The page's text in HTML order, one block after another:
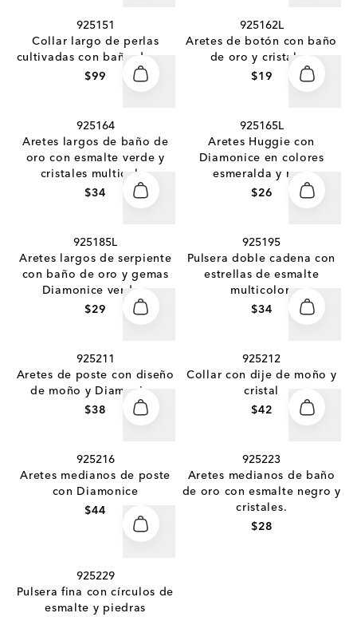
925151
Collar largo de perlas
cultivadas con baño de oro
$99
925162L
Aretes de botón con baño
de oro y cristales.
$19
925164
Aretes largos de baño de
oro con esmalte verde y
cristales multicolor
$34
925165L
Aretes Huggie con
Diamonice en colores
esmeralda y rosa
$26
925185L
Aretes largos de serpiente
con baño de oro y gemas
Diamonice verdes.
$29
925195
Pulsera doble cadena con
estrellas de esmalte
multicolor.
$34
925211
Aretes de poste con diseño
de moño y Diamonice.
$38
925212
Collar con dije de moño y
cristal
$42
925216
Aretes medianos de poste
con Diamonice
$44
925223
Aretes medianos de baño
de oro con esmalte negro y
cristales.
$28
925229
Pulsera fina con círculos de
esmalte y piedras